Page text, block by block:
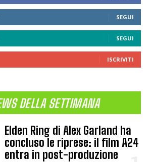
SEGUI
SEGUI
ISCRIVITI
DELLA SETTIMANA
Elden Ring di Alex Garland ha
concluso le riprese: il film A24
entra in post-produzione